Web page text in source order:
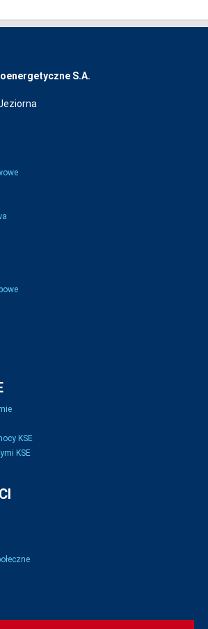
S.A.
KSE
KSE